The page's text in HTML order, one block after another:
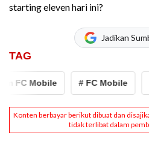
starting eleven hari ini?
Jadikan
TAG
FC Mobile # FC Mobile